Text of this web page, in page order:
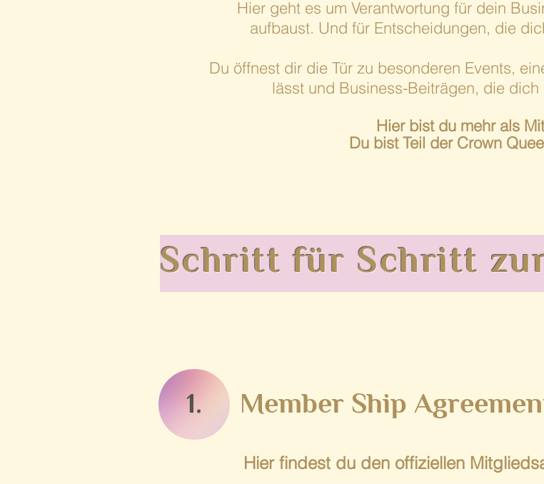
Hier geht es um Verantwortung für dein
aufbaust. Und für Entscheidungen, die
Du öffnest dir die Tür zu besonderen Events,
lässt und Business-Beiträgen, die
Hier bist du mehr als
Du bist Teil der Crown
Schritt für Schritt
1. MemberShip
Hier findest du den offiziellen